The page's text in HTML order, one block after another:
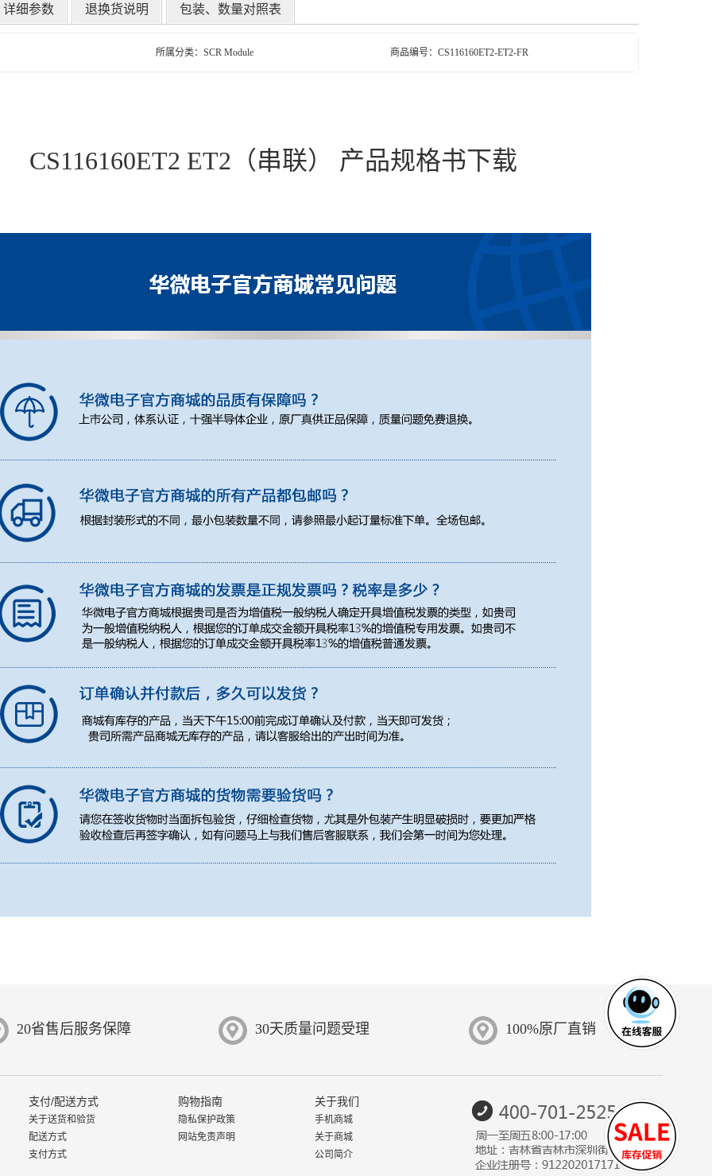
详细参数 退换货说明 包装、数量对照表
所属分类：SCR Module 商品编号：CS116160ET2-ET2-FR
CS116160ET2 ET2（串联） 产品规格书下载
20省售后服务保障 30天质量问题受理 100%原厂直销
支付/配送方式
关于送货和验货
配送方式
支付方式
购物指南
隐私保护政策
网站免责声明
关于我们
手机商城
关于商城
公司简介